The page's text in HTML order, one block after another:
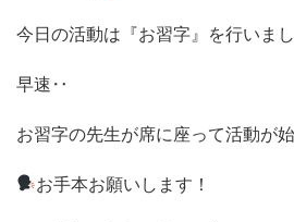
今日の活動は『お習字』を行いまし
早速‥
お習字の先生が席に座って活動が
お手本お願いします！